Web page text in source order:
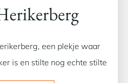
een plekje waar
is en stilte nog echte stilte